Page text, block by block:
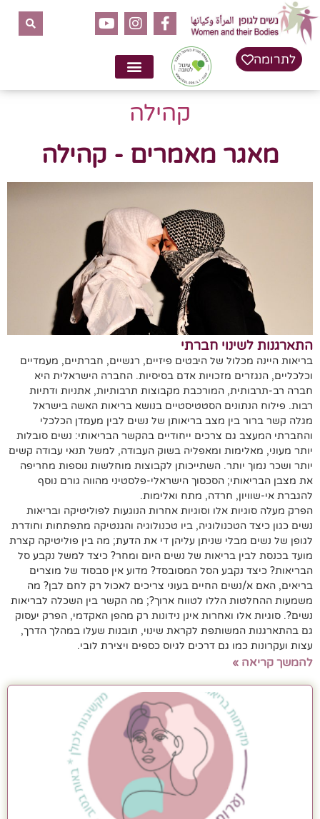
לתרומה
קהילה
מאגר מאמרים - קהילה
התארגנות לשינוי חברתי
בריאות היינה מכלול של היבטים פיזיים, רגשיים, חברתיים, מעמדיים
וכלכליים, הנגזרים מזכויות אדם בסיסיות. החברה הישראלית היא
חברה רב-תרבותית, המורכבת מקבוצות תרבותיות, אתניות ודתיות
רבות. פילוח הנתונים הסטטיסטיים בנושא בריאות האשה בישראל
מגלה קשר ברור בין מצב בריאותן של נשים לבין מעמדן הכלכלי
והחברתי המעצב גם צרכים ייחודיים בהקשר הבריאותי: נשים סובלות
יותר מעוני, מאלימות ומאפליה בשוק העבודה, למשל תנאי עבודה קשים
יותר ושכר נמוך יותר. השתייכותן לקבוצות מוחלשות נוספות מחריפה
את מצבן הבריאותי; הסכסוך הישראלי-פלסטיני מהווה גורם נוסף
להגברת אי-שוויון, חרדה, מתח ואלימות.
הפרק מעלה סוגיות אלו וסוגיות אחרות הנוגעות לפוליטיקה ובריאות
נשים כגון כיצד הטכנולוגיה, ביו טכנולוגיה והגנטיקה מתפתחות וחודרת
לגופן של נשים מבלי שניתן עליהן די את הדעת; מה בין פוליטיקה קצרת
מועד בכנסת לבין בריאות של נשים היום ומחר? כיצד למשל נקבע סל
הבריאות? כיצד נקבע הסל המסובסד? מדוע אין סבסוד של מוצרים
בריאים, האם א/נשים החיים בעוני צריכים לאכול רק לחם לבן? מה
משמעות ההחלטות הללו לטווח ארוך?; מה הקשר בין השכלה לבריאות
נשים?. סוגיות אלו ואחרות אינן נידונות רק מהפן האקדמי, הפרק יעסוק
גם בהתארגנות המשותפת לקראת שינוי, תובנות שעלו במהלך הדרך,
עצות ועקרונות כמו גם דרכים לגיוס כספים ויצירת לובי.
להמשך קריאה »